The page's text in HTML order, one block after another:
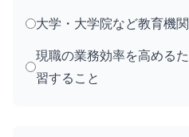
大学・大学院など教育機
現職の業務効率を高める
習すること